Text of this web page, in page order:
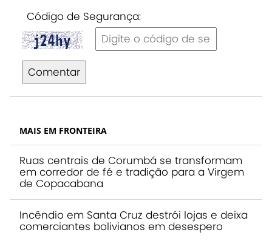
Código de Segurança:
Comentar
MAIS EM FRONTEIRA
Ruas centrais de Corumbá se transformam
em corredor de fé e tradição para a Virgem
de Copacabana
Incêndio em Santa Cruz destrói lojas e deixa
comerciantes bolivianos em desespero